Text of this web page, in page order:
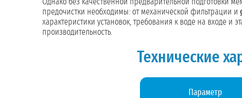
Однако без качественной предварительной подготовки
предочистки необходимы: от механической фильтрации и
характеристики установок, требования к воде на входе
производительность.
Технические
Параметр